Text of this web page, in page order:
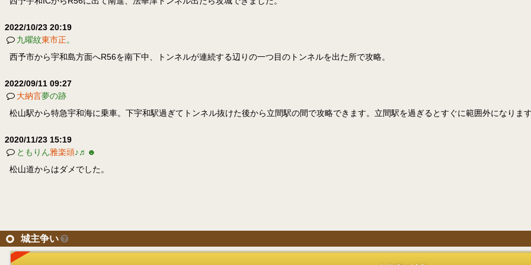
2022/10/23 20:19
九曜紋東市正。
西予市から宇和島方面へR56を南下中、トンネルが連続する辺りの一つ目のトンネルを出た所で攻略。
2022/09/11 09:27
大納言夢の跡
松山駅から特急宇和海に乗車。下宇和駅過ぎてトンネル抜けた後から立間駅の間で攻略できます。立間駅を過ぎるとすぐに範囲外になります
2020/11/23 15:19
ともりん雅楽頭♪♬☻
松山道からはダメでした。
城主争い